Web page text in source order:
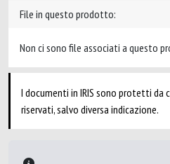
File in questo prodotto:
Non ci sono file associati a questo
I documenti in IRIS sono protetti
riservati, salvo diversa indicazione.